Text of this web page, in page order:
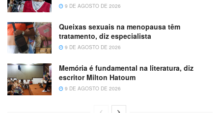
9 DE AGOSTO DE 2026
Queixas sexuais na menopausa têm
tratamento, diz especialista
9 DE AGOSTO DE 2026
Memória é fundamental na literatura, diz
escritor Milton Hatoum
9 DE AGOSTO DE 2026